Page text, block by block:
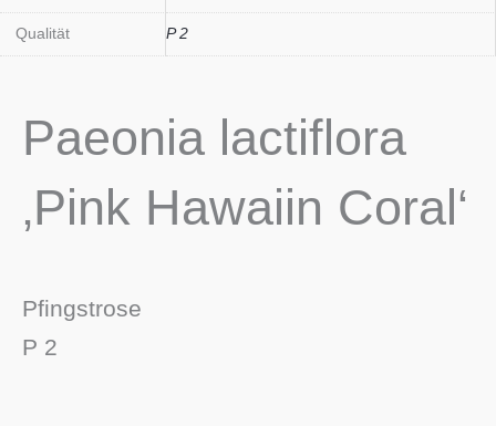
Qualität P 2
Paeonia lactiflora
‚Pink Hawaiin Coral‘
Pfingstrose
P 2